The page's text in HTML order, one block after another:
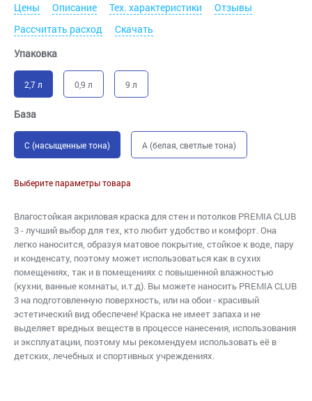
Цены Описание Тех. характеристики
Отзывы
Рассчитать расход
Скачать
Упаковка
2,7 л 0,9 л 9 л
База
C (насыщенные тона) A (белая, светлые тона)
Выберите параметры товара
Влагостойкая акриловая краска для стен и потолков PREMIA CLUB
3 - лучший выбор для тех, кто любит удобство и комфорт. Она
легко наносится, образуя матовое покрытие, стойкое к воде, пару
и конденсату, поэтому может использоваться как в сухих
помещениях, так и в помещениях с повышенной влажностью
(кухни, ванные комнаты, и.т.д). Вы можете наносить PREMIA CLUB
3 на подготовленную поверхность, или на обои - красивый
эстетический вид обеспечен! Краска не имеет запаха и не
выделяет вредных веществ в процессе нанесения, использования
и эксплуатации, поэтому мы рекомендуем использовать её в
детских, лечебных и спортивных учреждениях.